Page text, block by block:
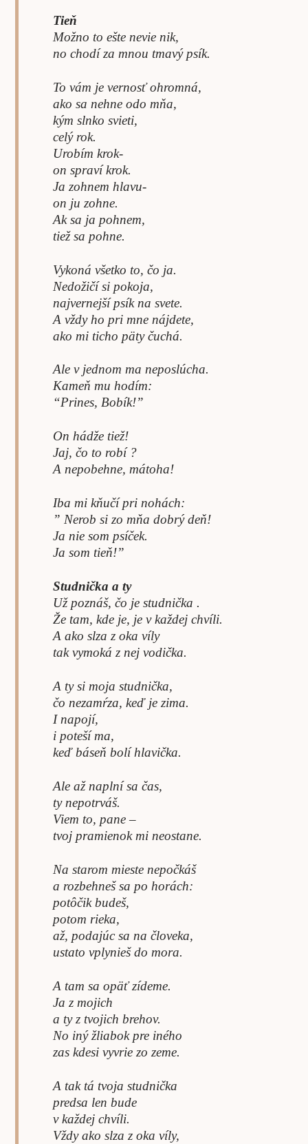
Tieň
Možno to ešte nevie nik,
no chodí za mnou tmavý psík.
To vám je vernosť ohromná,
ako sa nehne odo mňa,
kým slnko svieti,
celý rok.
Urobím krok-
on spraví krok.
Ja zohnem hlavu-
on ju zohne.
Ak sa ja pohnem,
tiež sa pohne.
Vykoná všetko to, čo ja.
Nedožičí si pokoja,
najvernejší psík na svete.
A vždy ho pri mne nájdete,
ako mi ticho päty čuchá.
Ale v jednom ma neposlúcha.
Kameň mu hodím:
“Prines, Bobík!”
On hádže tiež!
Jaj, čo to robí ?
A nepobehne, mátoha!
Iba mi kňučí pri nohách:
” Nerob si zo mňa dobrý deň!
Ja nie som psíček.
Ja som tieň!”
Studnička a ty
Už poznáš, čo je studnička .
Že tam, kde je, je v každej chvíli.
A ako slza z oka víly
tak vymoká z nej vodička.
A ty si moja studnička,
čo nezamŕza, keď je zima.
I napojí,
i poteší ma,
keď báseň bolí hlavička.
Ale až naplní sa čas,
ty nepotrváš.
Viem to, pane –
tvoj pramienok mi neostane.
Na starom mieste nepočkáš
a rozbehneš sa po horách:
potôčik budeš,
potom rieka,
až, podajúc sa na človeka,
ustato vplynieš do mora.
A tam sa opäť zídeme.
Ja z mojich
a ty z tvojich brehov.
No iný žliabok pre iného
zas kdesi vyvrie zo zeme.
A tak tá tvoja studnička
predsa len bude
v každej chvíli.
Vždy ako slza z oka víly,